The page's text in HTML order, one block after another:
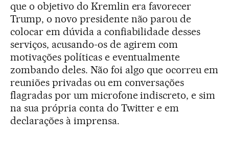
que o objetivo do Kremlin era favorecer
Trump, o novo presidente não parou de
colocar em dúvida a confiabilidade desses
serviços, acusando-os de agirem com
motivações políticas e eventualmente
zombando deles. Não foi algo que ocorreu em
reuniões privadas ou em conversações
flagradas por um microfone indiscreto, e sim
na sua própria conta do Twitter e em
declarações à imprensa.